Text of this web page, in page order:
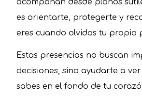
acompañan desde planos
es orientarte, protegerte y
eres cuando olvidas tu propio
Estas presencias no buscan
decisiones, sino ayudarte a
sabes en el fondo de tu